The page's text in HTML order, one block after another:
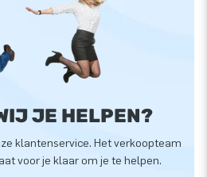
JE HELPEN?
klantenservice. Het verkoopteam
voor je klaar om je te helpen.